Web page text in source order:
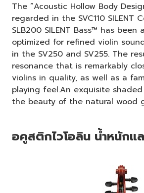
The “Acoustic Hollow Body
regarded in the SVC110 SILENT
SLB200 SILENT Bass™ has been
optimized for refined violin
in the SV250 and SV255. The
resonance that is remarkably
violins in quality, as well as a
playing feel.An exquisite
the beauty of the natural wood
อคูสติกไวโอลิน นํ้าหนักแ